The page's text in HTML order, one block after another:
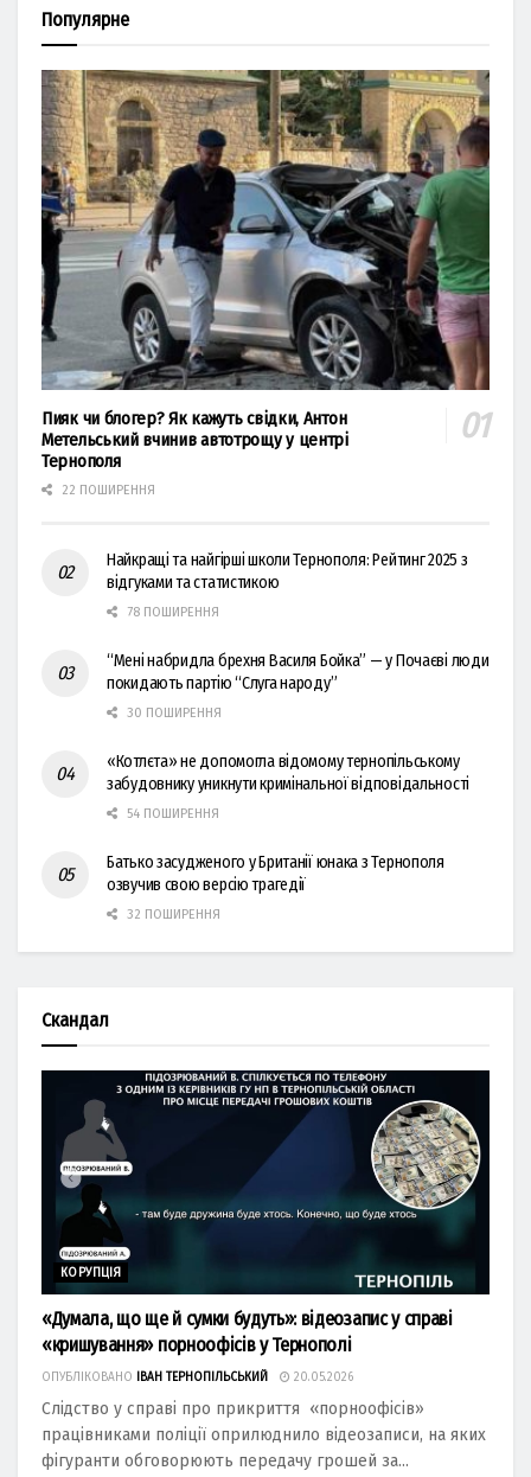
Популярне
Пияк чи блогер? Як кажуть свідки, Антон
Метельський вчинив автотрощу у центрі
Тернополя
22 ПОШИРЕННЯ
Найкращі та найгірші школи Тернополя: Рейтинг 2025 з
відгуками та статистикою
78 ПОШИРЕННЯ
“Мені набридла брехня Василя Бойка” — у Почаєві люди
покидають партію “Слуга народу”
30 ПОШИРЕННЯ
«Котлєта» не допомогла відомому тернопільському
забудовнику уникнути кримінальної відповідальності
54 ПОШИРЕННЯ
Батько засудженого у Британії юнака з Тернополя
озвучив свою версію трагедії
32 ПОШИРЕННЯ
Скандал
КОРУПЦІЯ
«Думала, що ще й сумки будуть»: відеозапис у справі
«кришування» порноофісів у Тернополі
ОПУБЛІКОВАНО ІВАН ТЕРНОПІЛЬСЬКИЙ 20.05.2026
Слідство у справі про прикриття «порноофісів»
працівниками поліції оприлюднило відеозаписи, на яких
фігуранти обговорюють передачу грошей за...